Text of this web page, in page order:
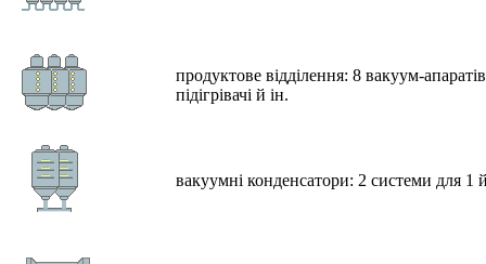
продуктове відділення: 8 вакуум-
підігрівачі й ін.
вакуумні конденсатори: 2 системи для 1